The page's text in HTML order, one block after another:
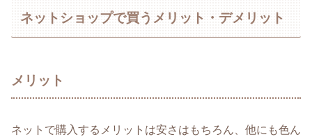
ネットショップで買うメリット・デメリット
メリット
ネットで購入するメリットは安さはもちろん、他にも色ん